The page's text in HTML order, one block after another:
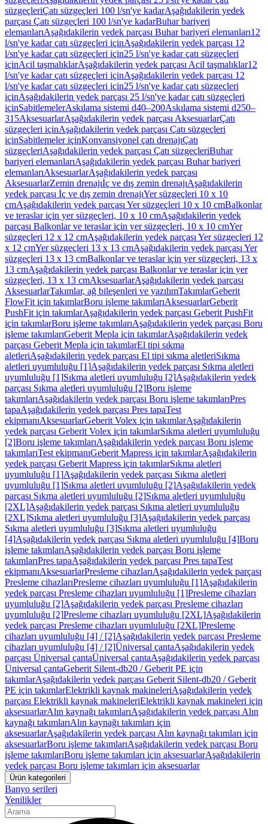
süzgeçleriÇatı süzgeçleri 100 l/sn'ye kadarAşağıdakilerin yedek
parçası Çatı süzgeçleri 100 l/sn'ye kadarBuhar bariyeri
elemanlarıAşağıdakilerin yedek parçası Buhar bariyeri elemanları12
l/sn'ye kadar çatı süzgeçleri içinAşağıdakilerin yedek parçası 12
l/sn'ye kadar çatı süzgeçleri için25 l/sn'ye kadar çatı süzgeçleri
içinAcil taşmalıklarAşağıdakilerin yedek parçası Acil taşmalıklar12
l/sn'ye kadar çatı süzgeçleri içinAşağıdakilerin yedek parçası 12
l/sn'ye kadar çatı süzgeçleri için25 l/sn'ye kadar çatı süzgeçleri
içinAşağıdakilerin yedek parçası 25 l/sn'ye kadar çatı süzgeçleri
içinSabitlemelerAskılama sistemi d40–200Askılama sistemi d250–
315AksesuarlarAşağıdakilerin yedek parçası AksesuarlarÇatı
süzgeçleri içinAşağıdakilerin yedek parçası Çatı süzgeçleri
içinSabitlemeler içinKonvansiyonel çatı drenajıÇatı
süzgeçleriAşağıdakilerin yedek parçası Çatı süzgeçleriBuhar
bariyeri elemanlarıAşağıdakilerin yedek parçası Buhar bariyeri
elemanlarıAksesuarlarAşağıdakilerin yedek parçası
AksesuarlarZemin drenajıİç ve dış zemin drenajıAşağıdakilerin
yedek parçası İç ve dış zemin drenajıYer süzgeçleri 10 x 10
cmAşağıdakilerin yedek parçası Yer süzgeçleri 10 x 10 cmBalkonlar
ve teraslar için yer süzgeçleri, 10 x 10 cmAşağıdakilerin yedek
parçası Balkonlar ve teraslar için yer süzgeçleri, 10 x 10 cmYer
süzgeçleri 12 x 12 cmAşağıdakilerin yedek parçası Yer süzgeçleri 12
x 12 cmYer süzgeçleri 13 x 13 cmAşağıdakilerin yedek parçası Yer
süzgeçleri 13 x 13 cmBalkonlar ve teraslar için yer süzgeçleri, 13 x
13 cmAşağıdakilerin yedek parçası Balkonlar ve teraslar için yer
süzgeçleri, 13 x 13 cmAksesuarlarAşağıdakilerin yedek parçası
AksesuarlarTakımlar, ağ bileşenleri ve yazılımTakımlarGeberit
FlowFit için takımlarBoru işleme takımlarıAksesuarlarGeberit
PushFit için takımlarAşağıdakilerin yedek parçası Geberit PushFit
için takımlarBoru işleme takımlarıAşağıdakilerin yedek parçası Boru
işleme takımlarıGeberit Mepla için takımlarAşağıdakilerin yedek
parçası Geberit Mepla için takımlarEl tipi sıkma
aletleriAşağıdakilerin yedek parçası El tipi sıkma aletleriSıkma
aletleri uyumluluğu [1]Aşağıdakilerin yedek parçası Sıkma aletleri
uyumluluğu [1]Sıkma aletleri uyumluluğu [2]Aşağıdakilerin yedek
parçası Sıkma aletleri uyumluluğu [2]Boru işleme
takımlarıAşağıdakilerin yedek parçası Boru işleme takımlarıPres
tapaAşağıdakilerin yedek parçası Pres tapaTest
ekipmanıAksesuarlarGeberit Volex için takımlarAşağıdakilerin
yedek parçası Geberit Volex için takımlarSıkma aletleri uyumluluğu
[2]Boru işleme takımlarıAşağıdakilerin yedek parçası Boru işleme
takımlarıTest ekipmanıGeberit Mapress için takımlarAşağıdakilerin
yedek parçası Geberit Mapress için takımlarSıkma aletleri
uyumluluğu [1]Aşağıdakilerin yedek parçası Sıkma aletleri
uyumluluğu [1]Sıkma aletleri uyumluluğu [2]Aşağıdakilerin yedek
parçası Sıkma aletleri uyumluluğu [2]Sıkma aletleri uyumluluğu
[2XL]Aşağıdakilerin yedek parçası Sıkma aletleri uyumluluğu
[2XL]Sıkma aletleri uyumluluğu [3]Aşağıdakilerin yedek parçası
Sıkma aletleri uyumluluğu [3]Sıkma aletleri uyumluluğu
[4]Aşağıdakilerin yedek parçası Sıkma aletleri uyumluluğu [4]Boru
işleme takımlarıAşağıdakilerin yedek parçası Boru işleme
takımlarıPres tapaAşağıdakilerin yedek parçası Pres tapaTest
ekipmanıAksesuarlarPresleme cihazlarıAşağıdakilerin yedek parçası
Presleme cihazlarıPresleme cihazları uyumluluğu [1]Aşağıdakilerin
yedek parçası Presleme cihazları uyumluluğu [1]Presleme cihazları
uyumluluğu [2]Aşağıdakilerin yedek parçası Presleme cihazları
uyumluluğu [2]Presleme cihazları uyumluluğu [2XL]Aşağıdakilerin
yedek parçası Presleme cihazları uyumluluğu [2XL]Presleme
cihazları uyumluluğu [4] / [2]Aşağıdakilerin yedek parçası Presleme
cihazları uyumluluğu [4] / [2]Üniversal çantaAşağıdakilerin yedek
parçası Üniversal çantaÜniversal çantaAşağıdakilerin yedek parçası
Üniversal çantaGeberit Silent-db20 / Geberit PE için
takımlarAşağıdakilerin yedek parçası Geberit Silent-db20 / Geberit
PE için takımlarElektrikli kaynak makineleriAşağıdakilerin yedek
parçası Elektrikli kaynak makineleriElektrikli kaynak makineleri için
aksesuarlarAlın kaynağı takımlarıAşağıdakilerin yedek parçası Alın
kaynağı takımlarıAlın kaynağı takımları için
aksesuarlarAşağıdakilerin yedek parçası Alın kaynağı takımları için
aksesuarlarBoru işleme takımlarıAşağıdakilerin yedek parçası Boru
işleme takımlarıBoru işleme takımları için aksesuarlarAşağıdakilerin
yedek parçası Boru işleme takımları için aksesuarlar
Ürün kategorileri
Banyo serileri
Yenilikler